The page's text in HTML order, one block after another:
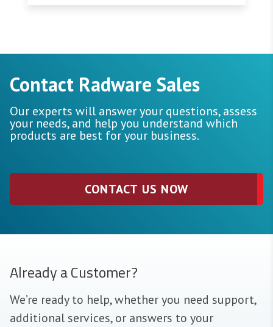
Contact Radware Sales
Our experts will answer your questions, assess
your needs, and help you understand which
products are best for your business.
CONTACT US NOW
Already a Customer?
We’re ready to help, whether you need support,
additional services, or answers to your